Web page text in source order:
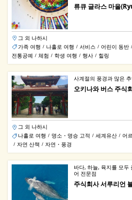
류큐 글라스 마을
그 외 나하시
가족 여행 / 나홀로 여행 / 서비스 / 어린이 동반 /
전통공예 / 체험 / 학생 여행 / 행사 / 힐링
사계절의 풍경과 많은
오키나와 버스 주식
그 외 나하시
나홀로 여행 / 명소・명승 고적 / 세계유산 / 어
/ 자연 산책 / 자연・풍경
바다, 하늘, 육지를 모두
어 전문점
주식회사 서루리언